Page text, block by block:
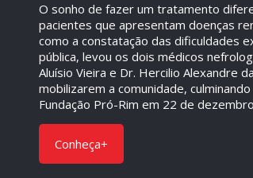
O sonho de fazer um tratamento
pacientes que apresentam doenças
como a constatação das dificuldades
pública, levou os dois médicos
Aluísio Vieira e Dr. Hercilio Alexandre
mobilizarem a comunidade,
Fundação Pró-Rim em 22 de
Conheça+